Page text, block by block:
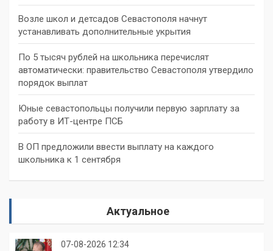
Возле школ и детсадов Севастополя начнут
устанавливать дополнительные укрытия
По 5 тысяч рублей на школьника перечислят
автоматически: правительство Севастополя утвердило
порядок выплат
Юные севастопольцы получили первую зарплату за
работу в ИТ-центре ПСБ
В ОП предложили ввести выплату на каждого
школьника к 1 сентября
Актуальное
07-08-2026 12:34